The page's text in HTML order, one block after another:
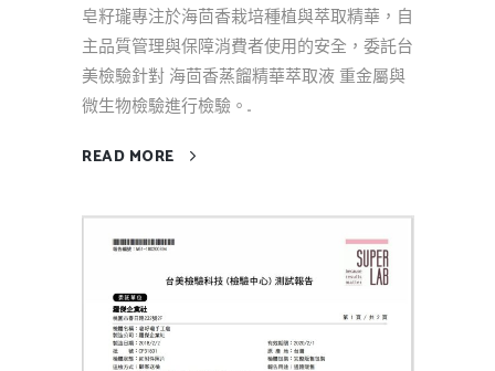
皂籽瓏專注於海茴香栽培種植與萃取精華，自
主品質管理與保障消費者使用的安全，委託台
美檢驗針對 海茴香蒸餾精華萃取液 重金屬與
微生物檢驗進行檢驗。...
READ MORE